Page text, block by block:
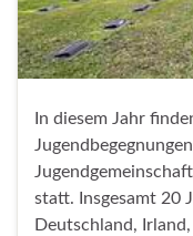
In diesem Jahr
statt. Insgesamt 20
Deutschland,